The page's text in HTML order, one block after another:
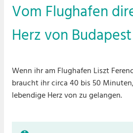
Vom Flughafen
Herz von Budapest
Wenn ihr am Flughafen Liszt
braucht ihr circa 40 bis 50
lebendige Herz von zu gelangen.